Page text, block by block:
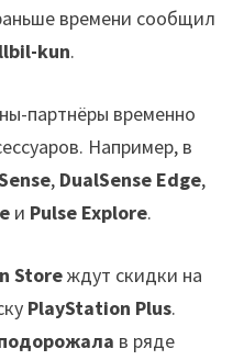
времени сообщил
kun.
партнёры временно
Например, в
, DualSense Edge,
и Pulse Explore.
Storeждут скидки на
PlayStation Plus.
в ряде